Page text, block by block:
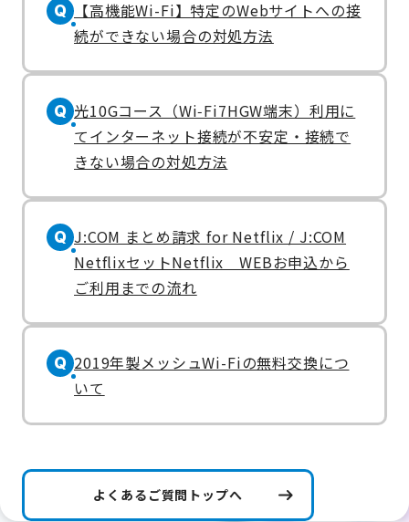
Q
【高機能Wi-Fi】特定のWebサイトへの接
続ができない場合の対処方法
Q 光10Gコース（Wi‑Fi7HGW端末）利用に
てインターネット接続が不安定・接続で
きない場合の対処方法
Q J:COM まとめ請求 for Netflix / J:COM
NetflixセットNetflix WEBお申込から
ご利用までの流れ
Q 2019年製メッシュWi-Fiの無料交換につ
いて
よくあるご質問トップへ